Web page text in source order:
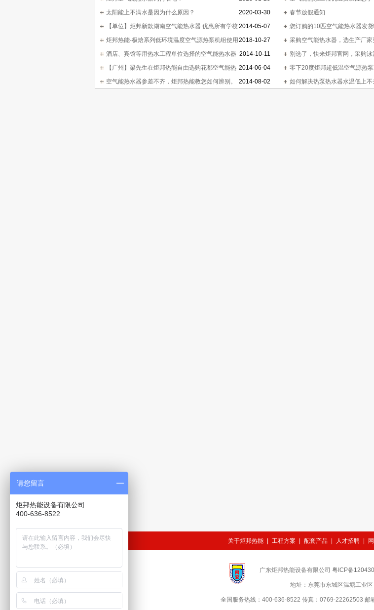
2020-03-30
太阳能上不满水是因为什么原因？
春节放假通知
2014-05-07
【单位】炬邦新款湖南空气能热水器 优惠所有学校
单位用户
您订购的10匹空气能热水器发
2018-10-27
炬邦热能-极焓系列低环境温度空气源热泵机组使用
说明书
采购空气能热水器，选生产厂家
2014-10-11
酒店、宾馆等用热水工程单位选择的空气能热水器
别选了，快来炬邦官网，采购
2014-06-04
【广州】梁先生在炬邦热能自由选购花都空气能热
水器
零下20度炬邦超低温空气源热
展实力
2014-08-02
空气能热水器参差不齐，炬邦热能教您如何辨别。 如何解决热泵热水器水温低上不
关于炬邦热能 工程方案 配套产品 人才招聘
广东炬邦热能设备有限公司 粤ICP备
地址： 东莞市东城区温塘工业区
全国服务热线： 400-636-8522 传真： 0769-22262503 邮
请您留言
炬邦热能设备有限公司
400-636-8522